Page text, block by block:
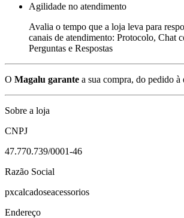
Agilidade no atendimento
Avalia o tempo que a loja leva para
canais de atendimento: Protocolo, Chat
Perguntas e Respostas
O Magalu garante a sua compra, do pedido à
Sobre a loja
CNPJ
47.770.739/0001-46
Razão Social
pxcalcadoseacessorios
Endereço